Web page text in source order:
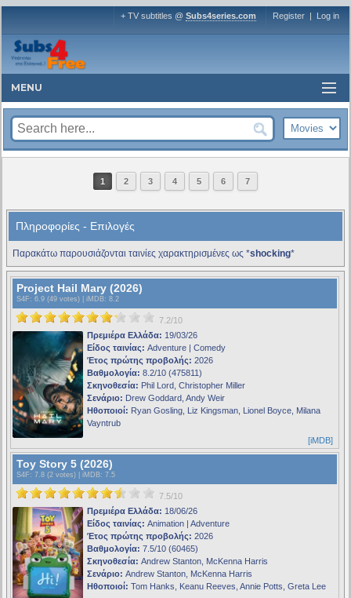
+ TV subtitles @ Subs4series.com Register | Log in
MENU
1 2 3 4 5 6 7
Πληροφορίες - Επιλογές
Παρακάτω παρουσιάζονται ταινίες χαρακτηρισμένες ως *shocking*
Project Hail Mary (2026)
S4F : 6.9 (49 votes) | iMDB: 8.2
7.2/10
Πρεμιέρα Ελλάδα: 19/03/26
Είδος ταινίας: Adventure | Comedy
Έτος πρώτης προβολής: 2026
Βαθμολογία: 8.2/10 (475811)
Σκηνοθεσία: Phil Lord, Christopher Miller
Σενάριο: Drew Goddard, Andy Weir
Ηθοποιοί: Ryan Gosling, Liz Kingsman, Lionel Boyce, Milana
Vayntrub
[iMDB]
Toy Story 5 (2026)
S4F : 7.8 (2 votes) | iMDB: 7.5
7.5/10
Πρεμιέρα Ελλάδα: 18/06/26
Είδος ταινίας: Animation | Adventure
Έτος πρώτης προβολής: 2026
Βαθμολογία: 7.5/10 (60465)
Σκηνοθεσία: Andrew Stanton, McKenna Harris
Σενάριο: Andrew Stanton, McKenna Harris
Ηθοποιοί: Tom Hanks, Keanu Reeves, Annie Potts, Greta Lee